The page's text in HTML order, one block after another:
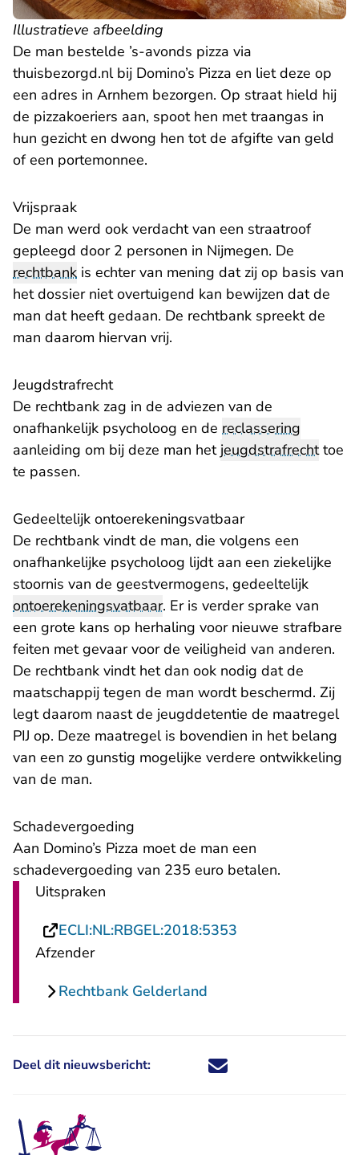
Illustratieve afbeelding
De man bestelde ’s-avonds pizza via
thuisbezorgd.nl bij Domino’s Pizza en liet deze op
een adres in Arnhem bezorgen. Op straat hield hij
de pizzakoeriers aan, spoot hen met traangas in
hun gezicht en dwong hen tot de afgifte van geld
of een portemonnee.
Vrijspraak
De man werd ook verdacht van een straatroof
gepleegd door 2 personen in Nijmegen. De
rechtbank is echter van mening dat zij op basis van
het dossier niet overtuigend kan bewijzen dat de
man dat heeft gedaan. De rechtbank spreekt de
man daarom hiervan vrij.
Jeugdstrafrecht
De rechtbank zag in de adviezen van de
onafhankelijk psycholoog en de reclassering
aanleiding om bij deze man het jeugdstrafrechttoe
te passen.
Gedeeltelijk ontoerekeningsvatbaar
De rechtbank vindt de man, die volgens een
onafhankelijke psycholoog lijdt aan een ziekelijke
stoornis van de geestvermogens, gedeeltelijk
ontoerekeningsvatbaar. Er is verder sprake van
een grote kans op herhaling voor nieuwe strafbare
feiten met gevaar voor de veiligheid van anderen.
De rechtbank vindt het dan ook nodig dat de
maatschappij tegen de man wordt beschermd. Zij
legt daarom naast de jeugddetentie de maatregel
PIJ op. Deze maatregel is bovendien in het belang
van een zo gunstig mogelijke verdere ontwikkeling
van de man.
Schadevergoeding
Aan Domino’s Pizza moet de man een
schadevergoeding van 235 euro betalen.
Uitspraken
ECLI:NL:RBGEL:2018:5353
Afzender
Rechtbank Gelderland
Deel dit nieuwsbericht: Deel dit nieuwsbericht via X -
Deel dit nieuwsbericht via
Deel dit nieuwsbericht
Deel dit